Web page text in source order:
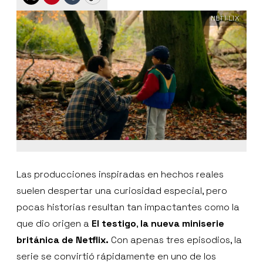
NETFLIX
Las producciones inspiradas en hechos reales
suelen despertar una curiosidad especial, pero
pocas historias resultan tan impactantes como la
que dio origen a El testigo, la nueva miniserie
británica de Netflix. Con apenas tres episodios, la
serie se convirtió rápidamente en uno de los